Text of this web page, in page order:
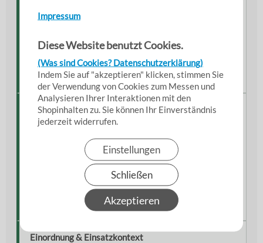
Impressum
Diese Website benutzt Cookies.
(Was sind Cookies? Datenschutzerklärung)
Indem Sie auf "akzeptieren" klicken, stimmen Sie
der Verwendung von Cookies zum Messen und
Analysieren Ihrer Interaktionen mit den
Shopinhalten zu. Sie können Ihr Einverständnis
jederzeit widerrufen.
Einstellungen
Schließen
Akzeptieren
IP-geschützte Bauweise
Hohe Standfestigkeit durch Klappfuß
Lange Lebensdauer der LED-Technik
Hinweise aus der Praxis
Laden mobiler Geräte direkt an der Arbeitslampe –
besonders praktisch bei Außeneinsätzen oder
Durch die hohe Lichtleistung eignet sich der Strahler
ideal für schlecht beleuchtete Arbeitsbereiche,
Tankschächte oder Baustellen.
Einordnung & Einsatzkontext